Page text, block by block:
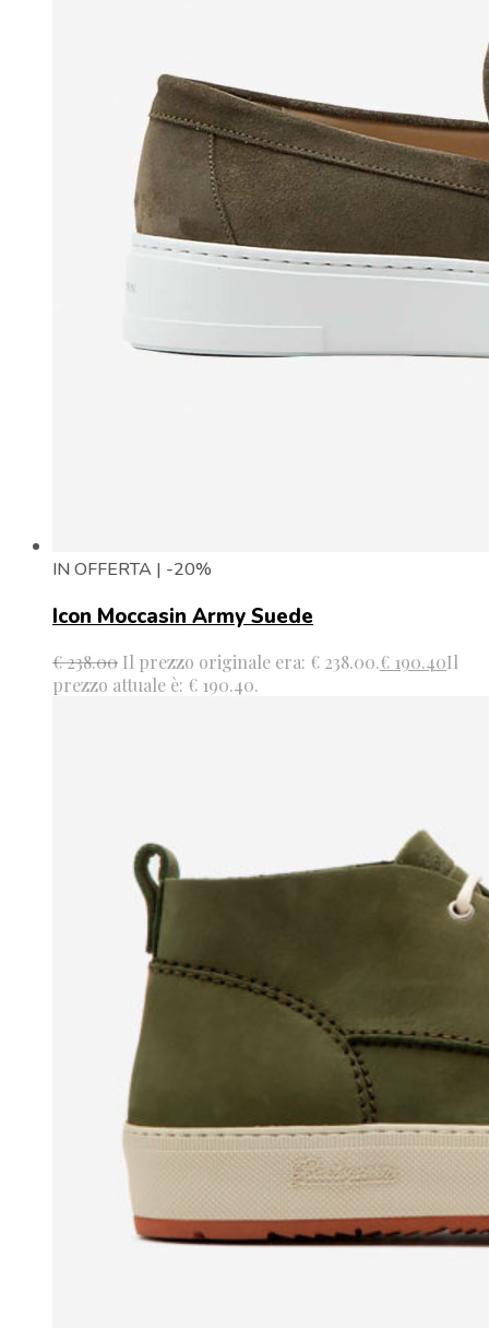
IN OFFERTA | -20%
Icon Moccasin Army Suede
€238.00 Il prezzo originale era: € 238.00.€ 190.40Il
prezzo attuale è: € 190.40.